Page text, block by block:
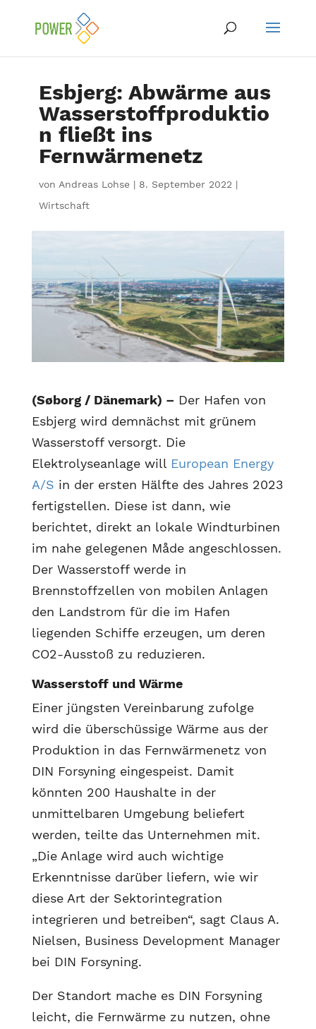
Esbjerg: Abwärme aus
Wasserstoffproduktio
n fließt ins
Fernwärmenetz
von Andreas Lohse| 8. September 2022 |
Wirtschaft
(Søborg / Dänemark) – Der Hafen von
Esbjerg wird demnächst mit grünem
Wasserstoff versorgt. Die
Elektrolyseanlage will European Energy
A/S in der ersten Hälfte des Jahres 2023
fertigstellen. Diese ist dann, wie
berichtet, direkt an lokale Windturbinen
im nahe gelegenen Måde angeschlossen.
Der Wasserstoff werde in
Brennstoffzellen von mobilen Anlagen
den Landstrom für die im Hafen
liegenden Schiffe erzeugen, um deren
CO2-Ausstoß zu reduzieren.
Wasserstoff und Wärme
Einer jüngsten Vereinbarung zufolge
wird die überschüssige Wärme aus der
Produktion in das Fernwärmenetz von
DIN Forsyning eingespeist. Damit
könnten 200 Haushalte in der
unmittelbaren Umgebung beliefert
werden, teilte das Unternehmen mit.
„Die Anlage wird auch wichtige
Erkenntnisse darüber liefern, wie wir
diese Art der Sektorintegration
integrieren und betreiben“, sagt Claus A.
Nielsen, Business Development Manager
bei DIN Forsyning.
Der Standort mache es DIN Forsyning
leicht, die Fernwärme zu nutzen, ohne